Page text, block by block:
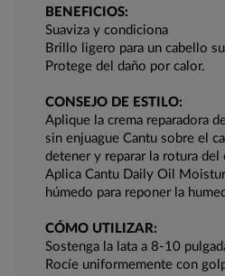
BENEFICIOS:
Suaviza y condiciona
Brillo ligero para un cabello
Protege del daño por calor.
CONSEJO DE ESTILO:
Aplique la crema reparadora
sin enjuague Cantu sobre el
detener y reparar la rotura del
Aplica Cantu Daily Oil
húmedo para reponer la
CÓMO UTILIZAR:
Sostenga la lata a 8-10
Rocíe uniformemente con